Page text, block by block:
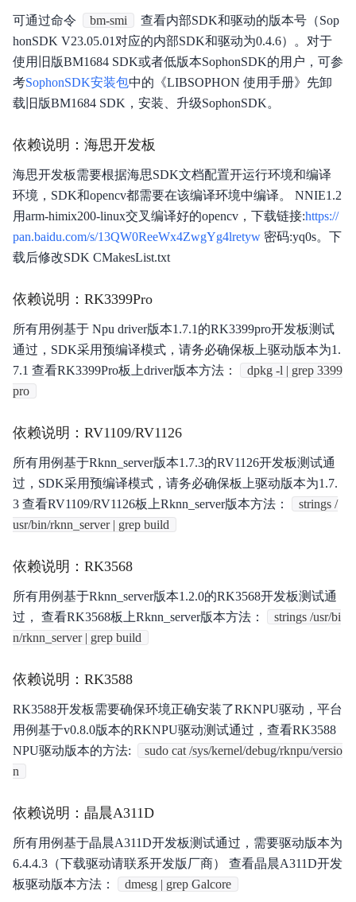
可通过命令 bm-smi
查看内部SDK和驱动的版本号（Sop
honSDK V23.05.01对应的内部SDK和驱动为0.4.6）。对于
使用旧版BM1684 SDK或者低版本SophonSDK的用户，可参
考SophonSDK安装包中的《LIBSOPHON 使用手册》先卸
载旧版BM1684 SDK，安装、升级SophonSDK。
依赖说明：海思开发板
海思开发板需要根据海思SDK文档配置开运行环境和编译
环境，SDK和opencv都需要在该编译环境中编译。 NNIE1.2
用arm-himix200-linux交叉编译好的opencv，下载链接:https://
pan.baidu.com/s/13QW0ReeWx4ZwgYg4lretyw 密码:yq0s。下
载后修改SDK CMakesList.txt
依赖说明：RK3399Pro
所有用例基于 Npu driver版本1.7.1的RK3399pro开发板测试
通过，SDK采用预编译模式，请务必确保板上驱动版本为1.
7.1 查看RK3399Pro板上driver版本方法：
dpkg -l | grep 3399
pro
依赖说明：RV1109/RV1126
所有用例基于Rknn_server版本1.7.3的RV1126开发板测试通
过，SDK采用预编译模式，请务必确保板上驱动版本为1.7.
3 查看RV1109/RV1126板上Rknn_server版本方法：
strings /
usr/bin/rknn_server | grep build
依赖说明：RK3568
所有用例基于Rknn_server版本1.2.0的RK3568开发板测试通
过， 查看RK3568板上Rknn_server版本方法：
strings /usr/bi
n/rknn_server | grep build
依赖说明：RK3588
RK3588开发板需要确保环境正确安装了RKNPU驱动，平台
用例基于v0.8.0版本的RKNPU驱动测试通过，查看RK3588
NPU驱动版本的方法:
sudo cat /sys/kernel/debug/rknpu/versio
n
依赖说明：晶晨A311D
所有用例基于晶晨A311D开发板测试通过，需要驱动版本为
6.4.4.3（下载驱动请联系开发版厂商） 查看晶晨A311D开发
板驱动版本方法：
dmesg | grep Galcore